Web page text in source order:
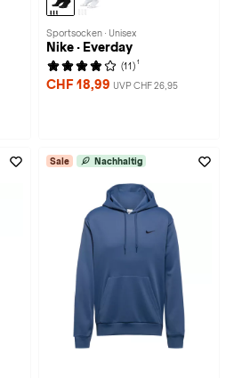
Sportsocken · Unisex
Nike · Everday
(11) 1
CHF 18,99 UVP CHF 26,95
Sale Nachhaltig